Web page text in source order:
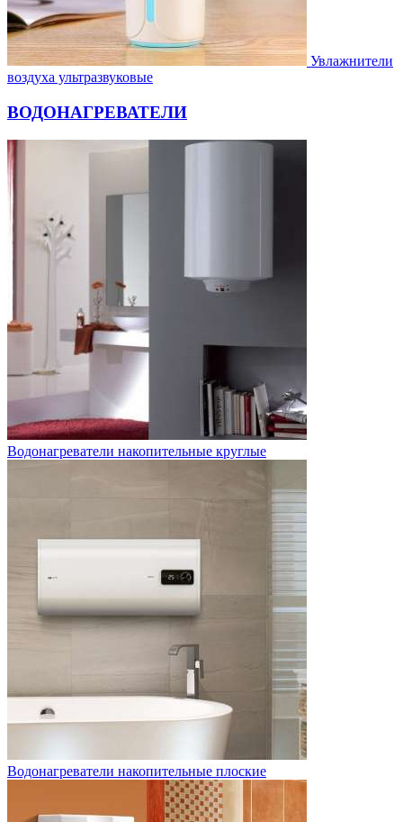
Увлажнители
воздуха ультразвуковые
ВОДОНАГРЕВАТЕЛИ
Водонагреватели накопительные круглые
Водонагреватели накопительные плоские